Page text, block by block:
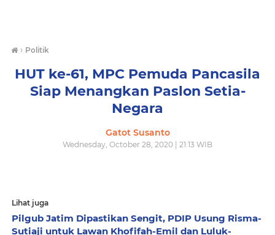
› Politik
HUT ke-61, MPC Pemuda Pancasila
Siap Menangkan Paslon Setia-
Negara
Gatot Susanto
Wednesday, October 28, 2020 | 21:13 WIB
Lihat juga
Pilgub Jatim Dipastikan Sengit, PDIP Usung Risma-
Sutiaji untuk Lawan Khofifah-Emil dan Luluk-